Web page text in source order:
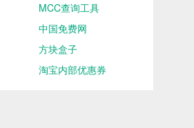
MCC查询工具
中国免费网
方块盒子
淘宝内部优惠券